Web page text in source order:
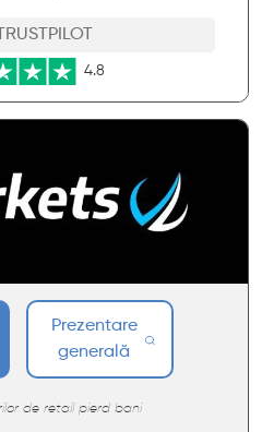
4.8
Prezentare
generală
de retail pierd bani